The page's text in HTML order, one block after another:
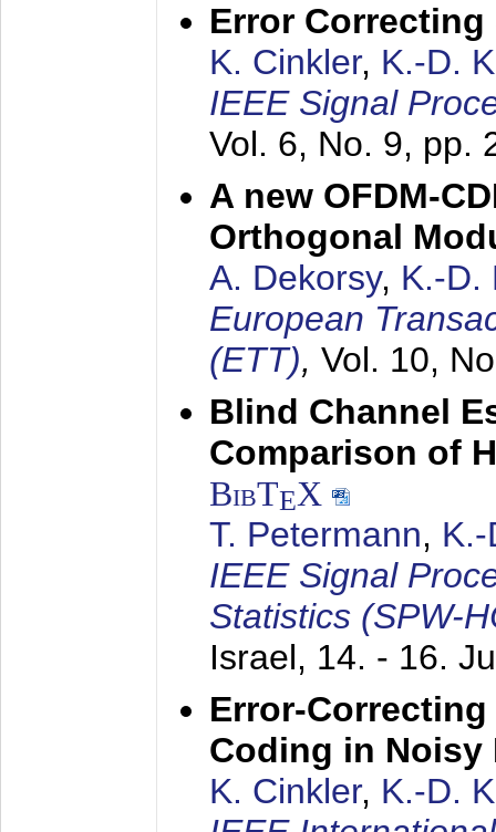
Error
K. Cinkler, K.-D.
IEEE Signal
Vol. 6, No. 9, pp.
A new OFDM-
Orthogonal
A. Dekorsy, K.-D.
European
(ETT), Vol. 10,
Blind Channel
Comparison of
BibTEX
T. Petermann,
IEEE Signal
Statistics (SPW-
Israel, 14. - 16.
Error-
Coding in Noisy
K. Cinkler, K.-D.